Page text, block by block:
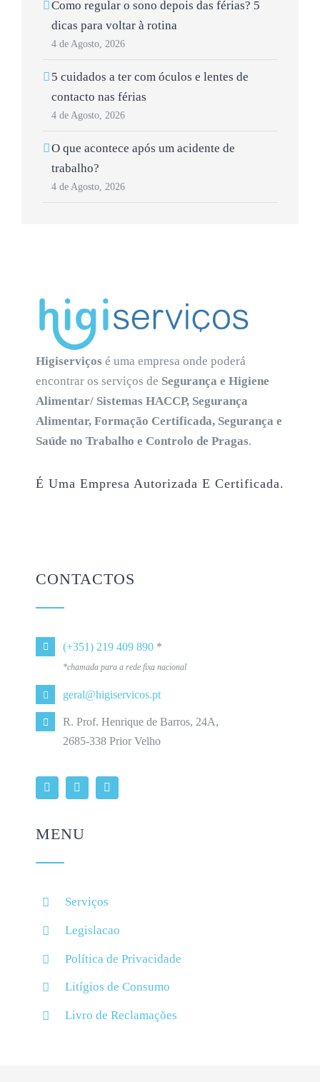
Como regular o sono depois das férias? 5
dicas para voltar à rotina
4 de Agosto, 2026
5 cuidados a ter com óculos e lentes de
contacto nas férias
4 de Agosto, 2026
O que acontece após um acidente de
trabalho?
4 de Agosto, 2026
Higiserviços é uma empresa onde poderá
encontrar os serviços de Segurança e Higiene
Alimentar/ Sistemas HACCP, Segurança
Alimentar, Formação Certificada, Segurança e
Saúde no Trabalho e Controlo de Pragas.
É Uma Empresa Autorizada E Certificada.
CONTACTOS
(+351) 219 409 890 *
*chamada para a rede fixa nacional
geral@higiservicos.pt
R. Prof. Henrique de Barros, 24A,
2685-338 Prior Velho
MENU
Serviços
Legislacao
Política de Privacidade
Litígios de Consumo
Livro de Reclamações